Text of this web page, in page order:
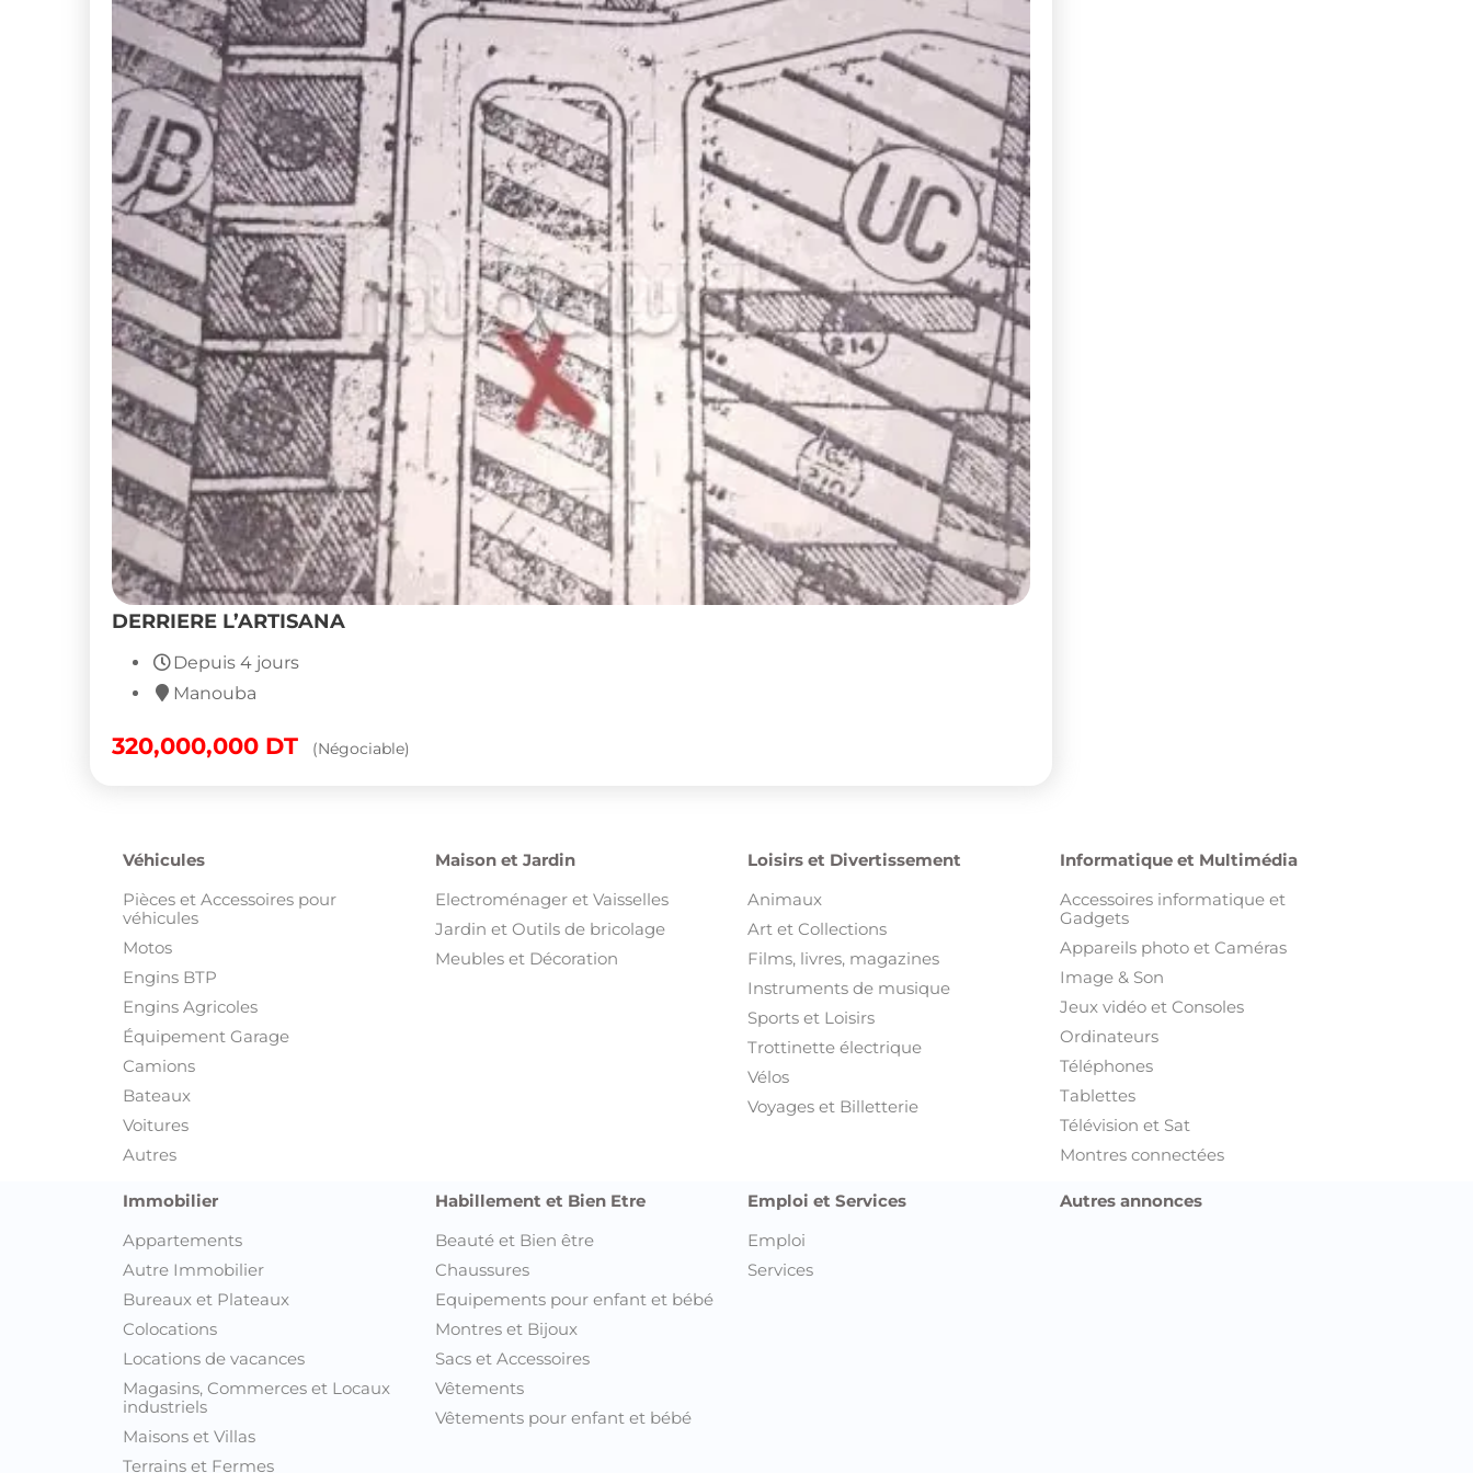
DERRIERE L’ARTISANA
Depuis 4 jours
Manouba
320,000,000 DT (Négociable)
Véhicules
Pièces et Accessoires pour
véhicules
Motos
Engins BTP
Engins Agricoles
Équipement Garage
Camions
Bateaux
Voitures
Autres
Maison et Jardin
Electroménager et Vaisselles
Jardin et Outils de bricolage
Meubles et Décoration
Loisirs et Divertissement
Animaux
Art et Collections
Films, livres, magazines
Instruments de musique
Sports et Loisirs
Trottinette électrique
Vélos
Voyages et Billetterie
Informatique et Multimédia
Accessoires informatique et
Gadgets
Appareils photo et Caméras
Image & Son
Jeux vidéo et Consoles
Ordinateurs
Téléphones
Tablettes
Télévision et Sat
Montres connectées
Immobilier
Appartements
Autre Immobilier
Bureaux et Plateaux
Colocations
Locations de vacances
Magasins, Commerces et Locaux
industriels
Maisons et Villas
Terrains et Fermes
Habillement et Bien Etre
Beauté et Bien être
Chaussures
Equipements pour enfant et bébé
Montres et Bijoux
Sacs et Accessoires
Vêtements
Vêtements pour enfant et bébé
Emploi et Services
Emploi
Services
Autres annonces